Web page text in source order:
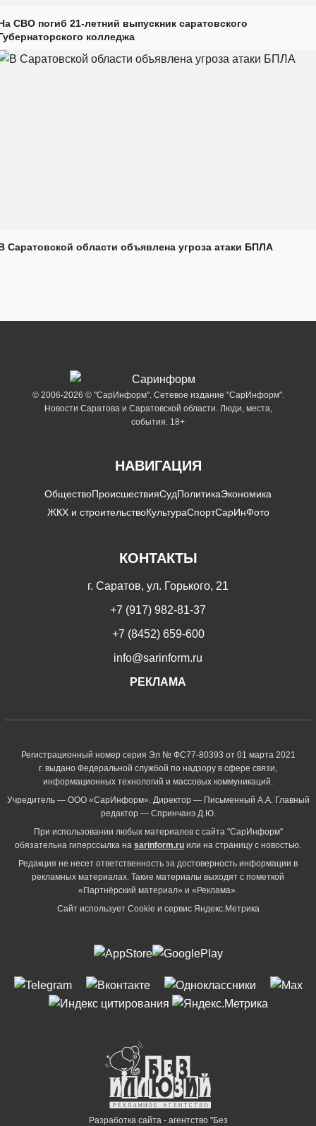
СВО погиб 21-летний выпускник саратовского
колледжа
Саратовской области объявлена угроза атаки БПЛА
© 2006-2026 © "СарИнформ". Сетевое издание "СарИнформ".
Новости Саратова и Саратовской области. Люди, места,
события. 18+
НАВИГАЦИЯ
ОбществоПроисшествияСудПолитикаЭкономика
ЖКХ и строительствоКультураСпортСарИнФото
КОНТАКТЫ
г. Саратов, ул. Горького, 21
+7 (917) 982-81-37
+7 (8452) 659-600
info@sarinform.ru
РЕКЛАМА
Регистрационный номер серия Эл № ФС77-80393 от 01 марта 2021
г. выдано Федеральной службой по надзору в сфере связи,
информационных технологий и массовых коммуникаций.
Учредитель — ООО «СарИнформ». Директор — Письменный А.А. Главный
редактор — Спринчанэ Д.Ю.
При использовании любых материалов с сайта "СарИнформ"
обязательна гиперссылка на sarinform.ru или на страницу с новостью.
Редакция не несет ответственность за достоверность информации в
рекламных материалах. Такие материалы выходят с пометкой
«Партнёрский материал» и «Реклама».
Сайт использует Cookie и сервиc Яндекс.Метрика
Разработка сайта - агентство "Без